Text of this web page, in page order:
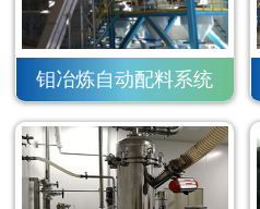
钼冶炼自动配料系统